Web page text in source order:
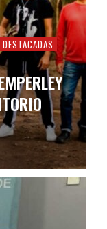
DESTACADAS